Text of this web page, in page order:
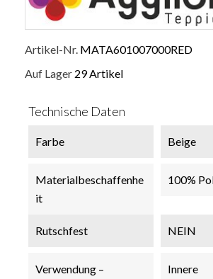
Artikel-Nr. MATA601007000RED
Auf Lager 29 Artikel
Technische Daten
Farbe Beige
Materialbeschaffenhe
It
100%
Rutschfest NEIN
Verwendung –
Innere